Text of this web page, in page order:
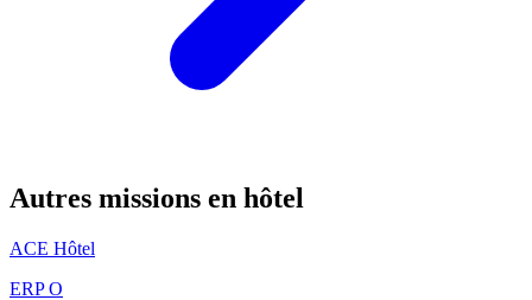
Autres missions en hôtel
ACE Hôtel
ERP O